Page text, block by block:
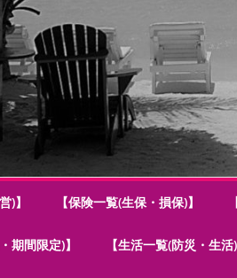
)】 【保険一覧(生保・損保)】
期間限定)】 【生活一覧(防災・生活)